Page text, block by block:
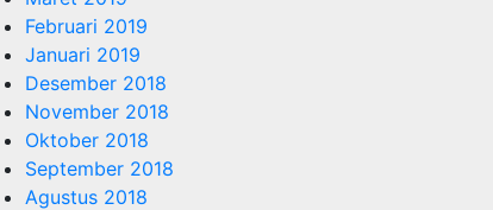
Februari 2019
Januari 2019
Desember 2018
November 2018
Oktober 2018
September 2018
Agustus 2018